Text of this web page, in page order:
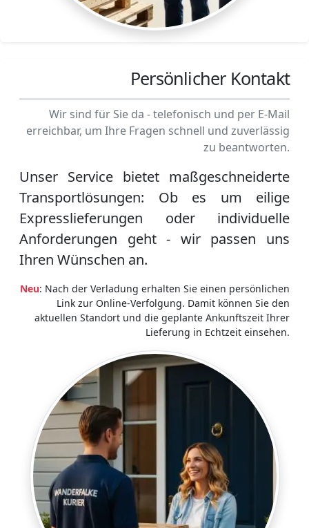
Persönlicher Kontakt
Wir sind für Sie da - telefonisch und per E-Mail
erreichbar, um Ihre Fragen schnell und zuverlässig
zu beantworten.
Unser Service bietet maßgeschneiderte
Transportlösungen: Ob es um eilige
Expresslieferungen oder individuelle
Anforderungen geht - wir passen uns
Ihren Wünschen an.
Neu: Nach der Verladung erhalten Sie einen persönlichen
Link zur Online-Verfolgung. Damit können Sie den
aktuellen Standort und die geplante Ankunftszeit Ihrer
Lieferung in Echtzeit einsehen.